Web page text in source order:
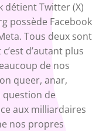
détient Twitter (X)
possède Facebook
Tous deux sont
d’autant plus
de nos
queer, anar,
question de
aux milliardaires
nos propres